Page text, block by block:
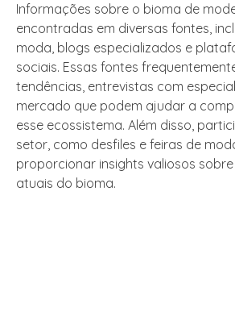
Informações sobre o bioma de
encontradas em diversas fontes,
moda, blogs especializados e
sociais. Essas fontes
tendências, entrevistas com
mercado que podem ajudar a
esse ecossistema. Além disso,
setor, como desfiles e feiras de
proporcionar insights valiosos
atuais do bioma.